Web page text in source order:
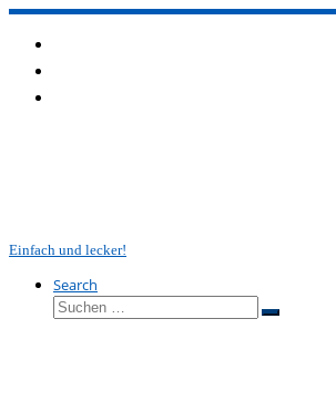
Zum
Inhalt
Einfach und lecker!
Search
Suche
Suchen …